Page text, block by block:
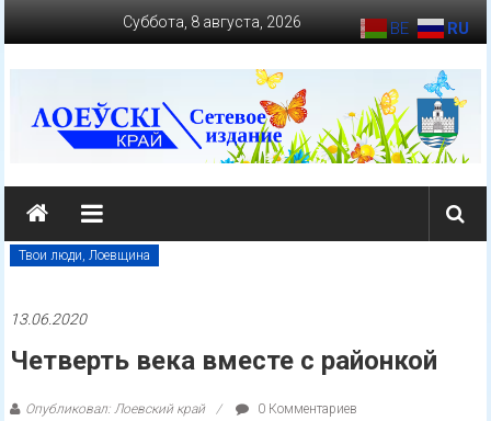
Суббота, 8 августа, 2026
loevkraj.by
Еженедельная
районная
газета
Твои люди, Лоевщина
13.06.2020
Четверть века вместе с районкой
Опубликовал: Лоевский край 0 Комментариев
BE RU